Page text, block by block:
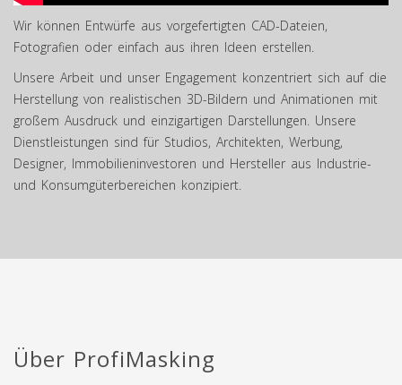
Wir können Entwürfe aus vorgefertigten CAD-Dateien,
Fotografien oder einfach aus ihren Ideen erstellen.
Unsere Arbeit und unser Engagement konzentriert sich auf die
Herstellung von realistischen 3D-Bildern und Animationen mit
großem Ausdruck und einzigartigen Darstellungen. Unsere
Dienstleistungen sind für Studios, Architekten, Werbung,
Designer, Immobilieninvestoren und Hersteller aus Industrie-
und Konsumgüterbereichen konzipiert.
Über ProfiMasking